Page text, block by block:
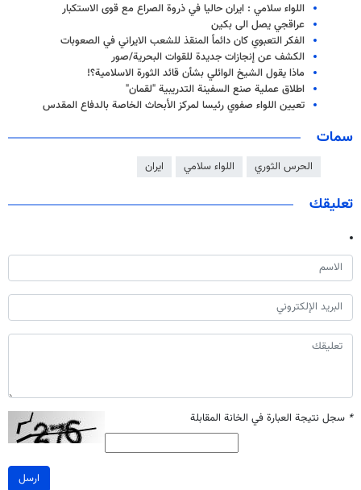
اللواء سلامي : ايران حاليا في ذروة الصراع مع قوى الاستكبار
عراقجي يصل الى بكين
الفكر التعبوي كان دائماً المنقذ للشعب الايراني في الصعوبات
الكشف عن إنجازات جديدة للقوات البحرية/صور
ماذا يقول الشيخ الوائلي بشأن قائد الثورة الاسلامية؟!
اطلاق عملية صنع السفينة التدريبية "لقمان"
تعيين اللواء صفوي رئيسا لمركز الأبحاث الخاصة بالدفاع المقدس
سمات
الحرس الثوري اللواء سلامي ايران
تعليقك
* سجل نتيجة العبارة في الخانة المقابلة
ارسل